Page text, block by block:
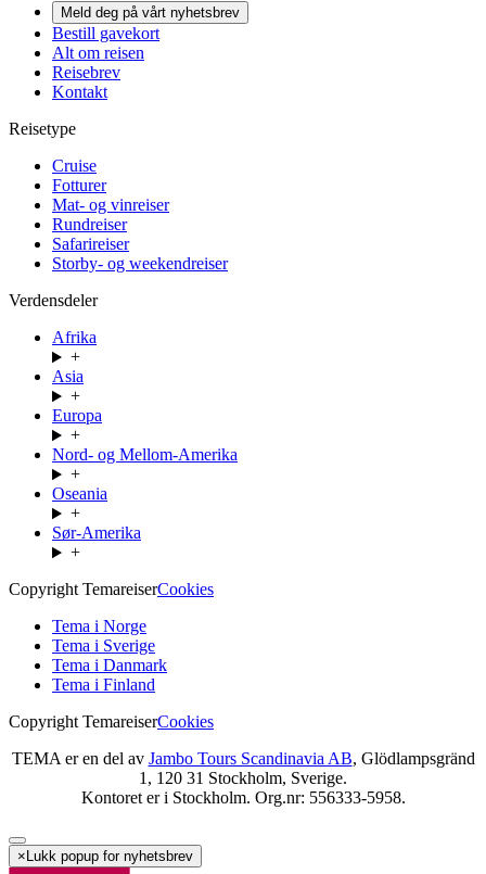
Meld deg på vårt nyhetsbrev
Bestill gavekort
Alt om reisen
Reisebrev
Kontakt
Reisetype
Cruise
Fotturer
Mat- og vinreiser
Rundreiser
Safarireiser
Storby- og weekendreiser
Verdensdeler
Afrika
+
Asia
+
Europa
+
Nord- og Mellom-Amerika
+
Oseania
+
Sør-Amerika
+
Copyright TemareiserCookies
Tema i Norge
Tema i Sverige
Tema i Danmark
Tema i Finland
Copyright TemareiserCookies
TEMA er en del av Jambo Tours Scandinavia AB, Glödlampsgränd
1, 120 31 Stockholm, Sverige.
Kontoret er i Stockholm. Org.nr: 556333-5958.
× Lukk popup for nyhetsbrev